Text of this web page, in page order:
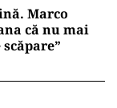
Marco
că nu mai